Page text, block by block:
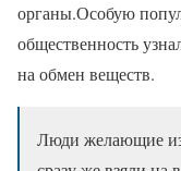
органы.Особую
общественность
на обмен веществ.
Люди желающие